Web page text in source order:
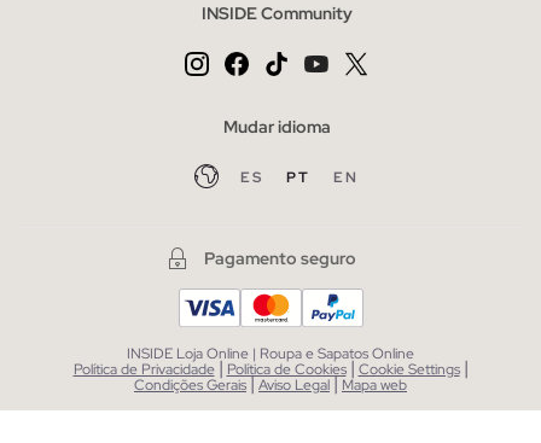
INSIDE Community
Mudar idioma
ES PT EN
Pagamento seguro
INSIDE Loja Online | Roupa e Sapatos Online
Política de Privacidade | Política de Cookies | Cookie Settings |
Condições Gerais|Aviso Legal| Mapa web